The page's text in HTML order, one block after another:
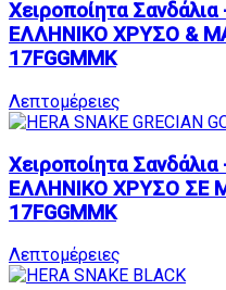
Χειροποίητα
ΕΛΛΗΝΙΚΟ ΧΡΥΣΟ &
17FGGMMK
Λεπτομέρειες
Χειροποίητα
ΕΛΛΗΝΙΚΟ ΧΡΥΣΟ ΣΕ
17FGGMMK
Λεπτομέρειες